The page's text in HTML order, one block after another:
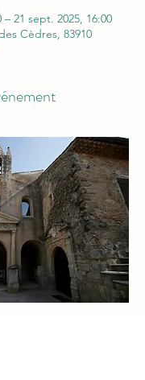
– 21 sept. 2025, 16:00
Cèdres, 83910